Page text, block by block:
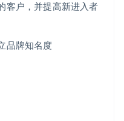
客户，并提高新进入者
品牌知名度